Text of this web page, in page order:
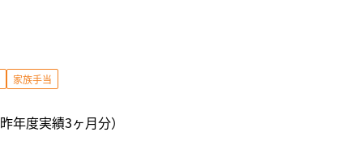
家族手当
度実績3ヶ月分）